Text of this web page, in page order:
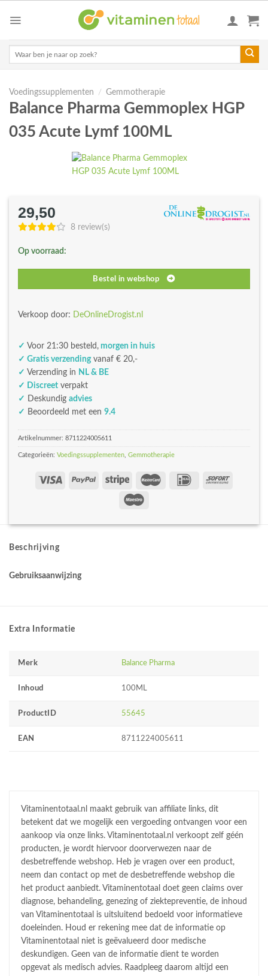
Voedingssupplementen / Gemmotherapie
Balance Pharma Gemmoplex HGP
035 Acute Lymf 100ML
29,50
8 review(s)
Op voorraad:
Bestel in webshop
Verkoop door: DeOnlineDrogist.nl
✓ Voor 21:30 besteld, morgen in huis
✓ Gratis verzendingvanaf € 20,-
✓ Verzending in NL & BE
✓ Discreet verpakt
✓
Deskundig advies
✓ Beoordeeld met een 9.4
Artikelnummer: 8711224005611
Categorieën: Voedingssupplementen Gemmotherapie
Beschrijving
Gebruiksaanwijzing
Extra Informatie
Merk Balance Pharma
Inhoud 100ML
ProductID 55645
EAN 8711224005611
Vitaminentotaal.nl maakt gebruik van affiliate links, dit
betekent dat we mogelijk een vergoeding ontvangen voor een
aankoop via onze links. Vitaminentotaal.nl verkoopt zelf géén
producten, je wordt hiervoor doorverwezen naar de
desbetreffende webshop. Heb je vragen over een product,
neem dan contact op met de desbetreffende webshop die
het product aanbiedt. Vitaminentotaal doet geen claims over
diagnose, behandeling, genezing of ziektepreventie, de inhoud
van Vitaminentotaal is uitsluitend bedoeld voor informatieve
doeleinden. Houd er rekening mee dat de informatie op
Vitaminentotaal niet is geëvalueerd door medische
deskundigen. Geen van de informatie dient te worden
opgevat als medisch advies. Raadpleeg daarom altijd een